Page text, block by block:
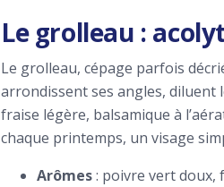
Le grolleau :
Le grolleau, cépage parfois
arrondissent ses angles, diluent
fraise légère, balsamique à
chaque printemps, un visage
Arômes: poivre vert doux,